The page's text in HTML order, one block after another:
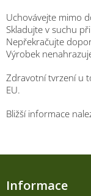
Uchovávejte mimo
Skladujte v suchu
Nepřekračujte
Výrobek
Zdravotní tvrzení u
EU.
Bližší informace
Z
Informace